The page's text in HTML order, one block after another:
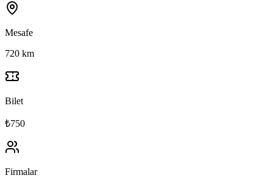
Mesafe
720 km
Bilet
₺750
Firmalar